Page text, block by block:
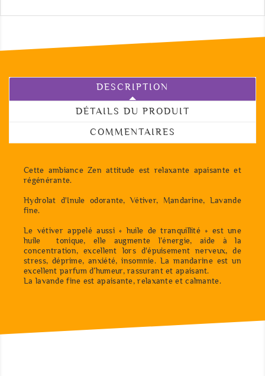
DESCRIPTION
DÉTAILS DU PRODUIT
COMMENTAIRES
Cette ambiance Zen attitude est relaxante apaisante et
régénérante.
Hydrolat d'Inule odorante, Vétiver, Mandarine, Lavande
fine.
Le vétiver appelé aussi « huile de tranquillité » est une
huile tonique, elle augmente l’énergie, aide à la
concentration, excellent lors d'épuisement nerveux, de
stress, déprime, anxiété, insomnie. La mandarine est un
excellent parfum d’humeur, rassurant et apaisant.
La lavande fine est apaisante, relaxante et calmante.